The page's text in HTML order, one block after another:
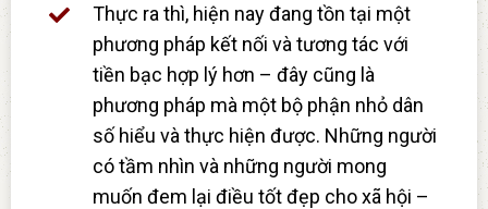
Thực ra thì, hiện nay đang tồn tại một
phương pháp kết nối và tương tác với
tiền bạc hợp lý hơn – đây cũng là
phương pháp mà một bộ phận nhỏ dân
số hiểu và thực hiện được. Những người
có tầm nhìn và những người mong
muốn đem lại điều tốt đẹp cho xã hội –